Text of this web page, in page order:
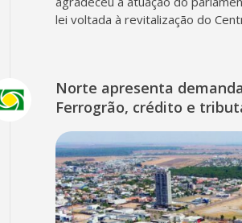
lei voltada à revitalização do
Norte apresenta
Ferrogrão, crédito e